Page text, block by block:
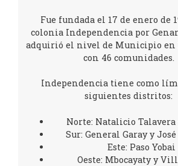
Fue fundada el 17 de enero de
colonia Independencia por
adquirió el nivel de Municipio en
con 46 comunidades.
Independencia tiene como
siguientes distritos:
Norte: Natalicio Talavera
Sur: General Garay y José
Este: Paso Yobai
Oeste: Mbocayaty y